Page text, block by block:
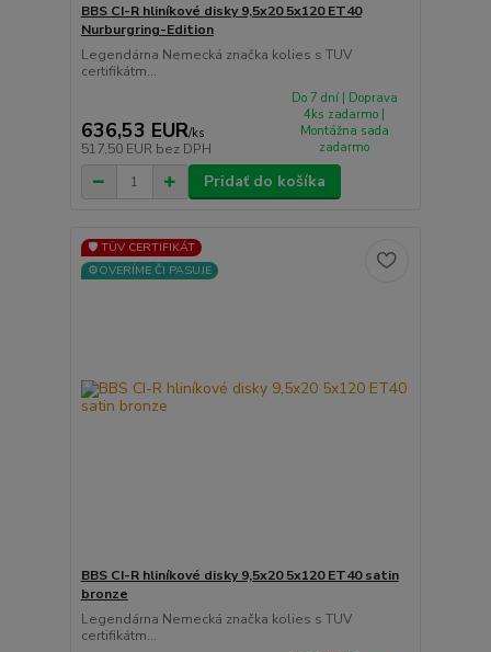
BBS CI-R hliníkové disky 9,5x20 5x120 ET40
Nurburgring-Edition
Legendárna Nemecká značka kolies s TUV
certifikátm...
636,53 EUR/ks
517,50 EUR bez DPH
Do 7 dní | Doprava
4ks zadarmo |
Montážna sada
zadarmo
Pridať do košíka
🛡️ TÜV CERTIFIKÁT
⚙️OVERÍME ČI PASUJE
BBS CI-R hliníkové disky 9,5x20 5x120 ET40 satin
bronze
Legendárna Nemecká značka kolies s TUV
certifikátm...